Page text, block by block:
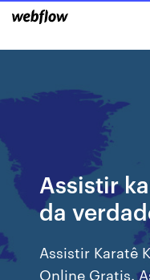
Assistir
da
Assistir Karatê
Online Gratis.